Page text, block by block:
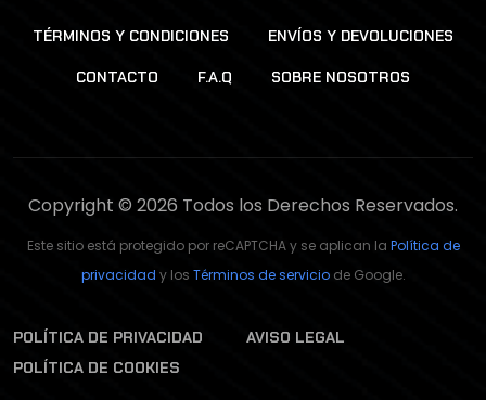
TÉRMINOS Y CONDICIONES ENVÍOS Y DEVOLUCIONES
CONTACTO F.A.Q SOBRE NOSOTROS
Copyright © 2026 Todos los Derechos Reservados.
Este sitio está protegido por reCAPTCHA y se aplican la Política de
privacidad y los Términos de serviciode Google.
POLÍTICA DE PRIVACIDAD
AVISO LEGAL
POLÍTICA DE COOKIES